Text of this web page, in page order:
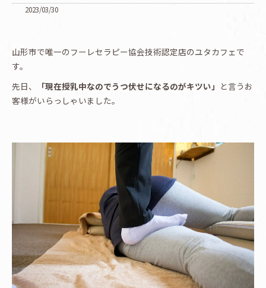
2023/03/30
山形市で唯一のフーレセラピー協会技術認定店のユタカフェで
す。
先日、
「現在授乳中なのでうつ伏せになるのがキツい」 と言うお
客様がいらっしゃいました。